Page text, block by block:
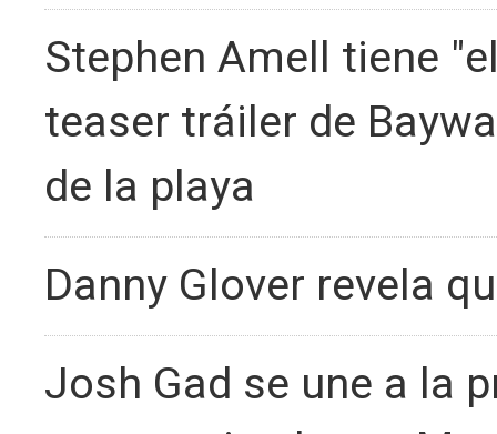
Stephen Amell tiene
teaser tráiler de
de la playa
Danny Glover revela
Josh Gad se une a la